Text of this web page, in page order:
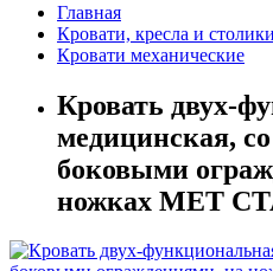
Главная
Кровати, кресла и столики
Кровати механические
Кровать двух-
медицинская,
боковыми
ножках MET